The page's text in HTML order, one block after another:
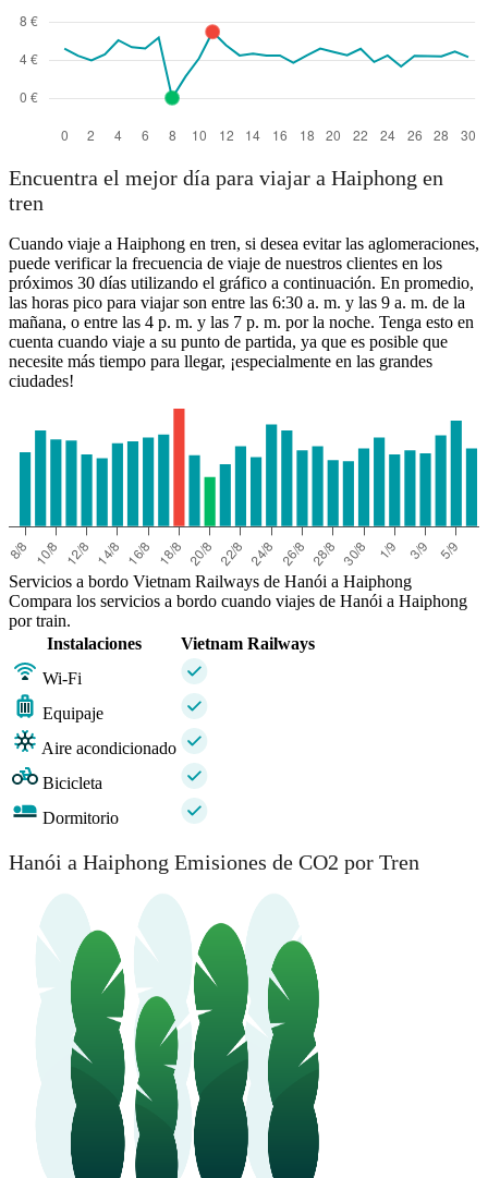
Encuentra el mejor día para viajar a Haiphong en
tren
Cuando viaje a Haiphong en tren, si desea evitar las aglomeraciones,
puede verificar la frecuencia de viaje de nuestros clientes en los
próximos 30 días utilizando el gráfico a continuación. En promedio,
las horas pico para viajar son entre las 6:30 a. m. y las 9 a. m. de la
mañana, o entre las 4 p. m. y las 7 p. m. por la noche. Tenga esto en
cuenta cuando viaje a su punto de partida, ya que es posible que
necesite más tiempo para llegar, ¡especialmente en las grandes
ciudades!
Servicios a bordo Vietnam Railways de Hanói a Haiphong
Compara los servicios a bordo cuando viajes de Hanói a Haiphong
por train.
Instalaciones
Vietnam Railways
Wi-Fi
Equipaje
Aire acondicionado
Bicicleta
Dormitorio
Hanói a Haiphong Emisiones de CO2 por Tren